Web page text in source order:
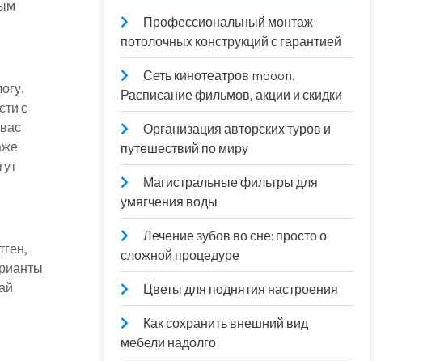
с
Профессиональный монтаж
потолочных конструкций с гарантией
Сеть кинотеатров mooon.
Расписание фильмов, акции и скидки
Организация авторских туров и
путешествий по миру
Магистральные фильтры для
умягчения воды
Лечение зубов во сне: просто о
сложной процедуре
Цветы для поднятия настроения
Как сохранить внешний вид
мебели надолго